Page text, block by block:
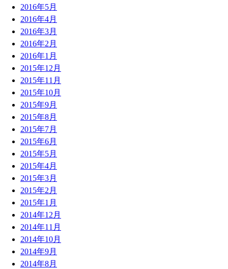
2016年5月
2016年4月
2016年3月
2016年2月
2016年1月
2015年12月
2015年11月
2015年10月
2015年9月
2015年8月
2015年7月
2015年6月
2015年5月
2015年4月
2015年3月
2015年2月
2015年1月
2014年12月
2014年11月
2014年10月
2014年9月
2014年8月